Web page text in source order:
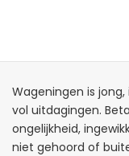
Wageningen is
vol uitdagingen.
ongelijkheid,
niet gehoord of